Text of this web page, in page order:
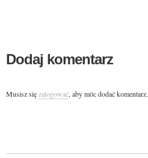
Dodaj komentarz
Musisz sięzalogować, aby móc dodać komentarz.